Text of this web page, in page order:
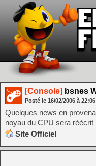
[Console] bsnes
Posté le 16/02/2006 à 22:06
Quelques news en
noyau du CPU sera réécrit
Site Officiel